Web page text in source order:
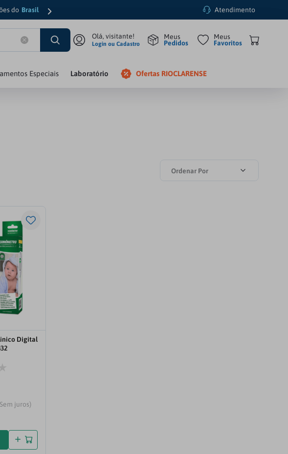
do Brasil Atendimento
Login ou Cadastro Pedidos Favoritos
Especiais Laboratório Ofertas RIOCLARENSE
Digital
juros)